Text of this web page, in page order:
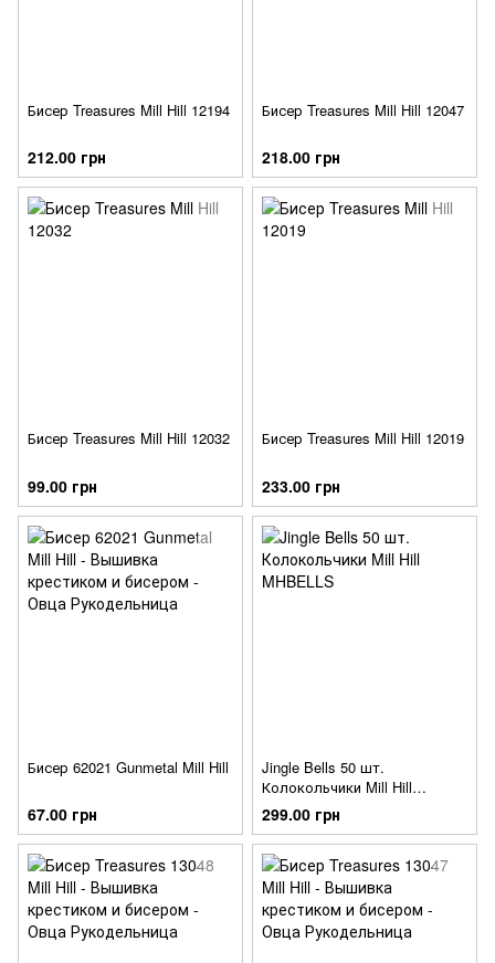
Бисер Treasures Mill Hill 12194
212.00 грн
Бисер Treasures Mill Hill 12047
218.00 грн
Бисер Treasures Mill Hill 12032
99.00 грн
Бисер Treasures Mill Hill 12019
233.00 грн
Бисер 62021 Gunmetal Mill Hill
67.00 грн
Jingle Bells 50 шт.
Колокольчики Mill Hill
MHBELLS
299.00 грн